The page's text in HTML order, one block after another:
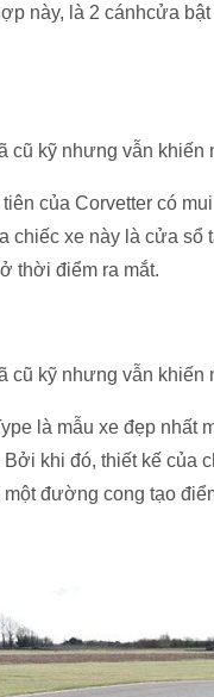
này, là 2 cánhcửa
của Corvetter có
chiếc xe này là cửa
thời điểm ra mắt.
là mẫu xe đẹp
khi đó, thiết kế của
đường cong tạo